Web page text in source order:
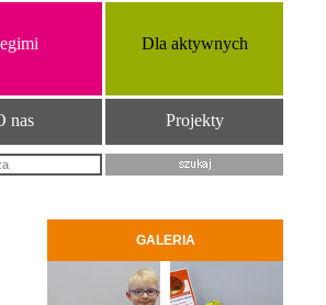
Dla aktywnych
nas Projekty
GALERIA